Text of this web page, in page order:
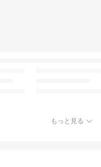
もっと見る